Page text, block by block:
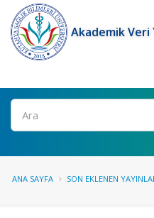
Akademik
Ara
ANA SAYFA SON EKLENEN